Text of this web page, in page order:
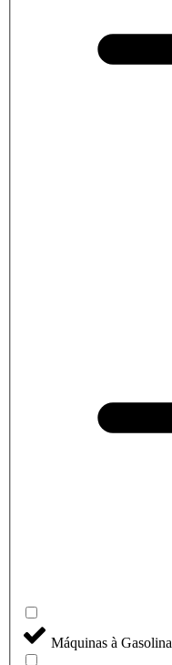
Máquinas à Gasolina